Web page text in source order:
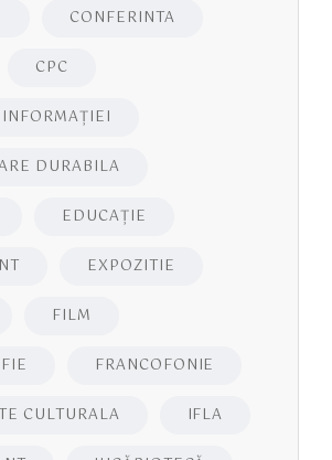
CONFERINTA
CPC
DURABILA
EDUCAŢIE
EXPOZITIE
FILM
FRANCOFONIE
CULTURALA IFLA